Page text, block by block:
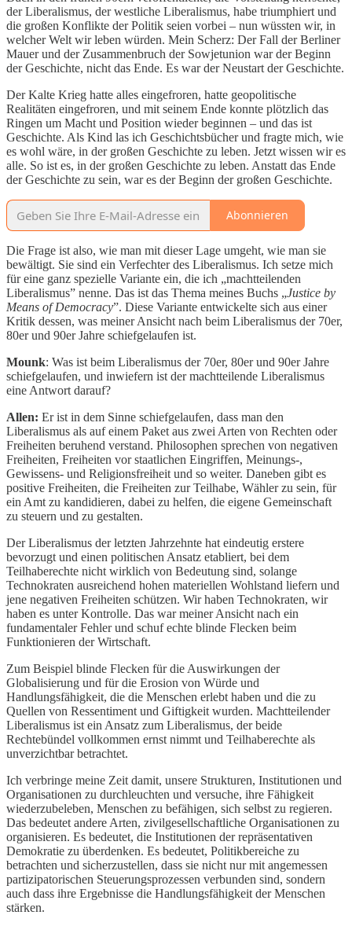
der Liberalismus, der westliche Liberalismus, habe triumphiert und
die großen Konflikte der Politik seien vorbei – nun wüssten wir, in
welcher Welt wir leben würden. Mein Scherz: Der Fall der Berliner
Mauer und der Zusammenbruch der Sowjetunion war der Beginn
der Geschichte, nicht das Ende. Es war der Neustart der Geschichte.
Der Kalte Krieg hatte alles eingefroren, hatte geopolitische
Realitäten eingefroren, und mit seinem Ende konnte plötzlich das
Ringen um Macht und Position wieder beginnen – und das ist
Geschichte. Als Kind las ich Geschichtsbücher und fragte mich, wie
es wohl wäre, in der großen Geschichte zu leben. Jetzt wissen wir es
alle. So ist es, in der großen Geschichte zu leben. Anstatt das Ende
der Geschichte zu sein, war es der Beginn der großen Geschichte.
Abonnieren
Die Frage ist also, wie man mit dieser Lage umgeht, wie man sie
bewältigt. Sie sind ein Verfechter des Liberalismus. Ich setze mich
für eine ganz spezielle Variante ein, die ich „machtteilenden
Liberalismus” nenne. Das ist das Thema meines Buchs „Justice by
Means of Democracy”. Diese Variante entwickelte sich aus einer
Kritik dessen, was meiner Ansicht nach beim Liberalismus der 70er,
80er und 90er Jahre schiefgelaufen ist.
Mounk: Was ist beim Liberalismus der 70er, 80er und 90er Jahre
schiefgelaufen, und inwiefern ist der machtteilende Liberalismus
eine Antwort darauf?
Allen: Er ist in dem Sinne schiefgelaufen, dass man den
Liberalismus als auf einem Paket aus zwei Arten von Rechten oder
Freiheiten beruhend verstand. Philosophen sprechen von negativen
Freiheiten, Freiheiten vor staatlichen Eingriffen, Meinungs-,
Gewissens- und Religionsfreiheit und so weiter. Daneben gibt es
positive Freiheiten, die Freiheiten zur Teilhabe, Wähler zu sein, für
ein Amt zu kandidieren, dabei zu helfen, die eigene Gemeinschaft
zu steuern und zu gestalten.
Der Liberalismus der letzten Jahrzehnte hat eindeutig erstere
bevorzugt und einen politischen Ansatz etabliert, bei dem
Teilhaberechte nicht wirklich von Bedeutung sind, solange
Technokraten ausreichend hohen materiellen Wohlstand liefern und
jene negativen Freiheiten schützen. Wir haben Technokraten, wir
haben es unter Kontrolle. Das war meiner Ansicht nach ein
fundamentaler Fehler und schuf echte blinde Flecken beim
Funktionieren der Wirtschaft.
Zum Beispiel blinde Flecken für die Auswirkungen der
Globalisierung und für die Erosion von Würde und
Handlungsfähigkeit, die die Menschen erlebt haben und die zu
Quellen von Ressentiment und Giftigkeit wurden. Machtteilender
Liberalismus ist ein Ansatz zum Liberalismus, der beide
Rechtebündel vollkommen ernst nimmt und Teilhaberechte als
unverzichtbar betrachtet.
Ich verbringe meine Zeit damit, unsere Strukturen, Institutionen und
Organisationen zu durchleuchten und versuche, ihre Fähigkeit
wiederzubeleben, Menschen zu befähigen, sich selbst zu regieren.
Das bedeutet andere Arten, zivilgesellschaftliche Organisationen zu
organisieren. Es bedeutet, die Institutionen der repräsentativen
Demokratie zu überdenken. Es bedeutet, Politikbereiche zu
betrachten und sicherzustellen, dass sie nicht nur mit angemessen
partizipatorischen Steuerungsprozessen verbunden sind, sondern
auch dass ihre Ergebnisse die Handlungsfähigkeit der Menschen
stärken.